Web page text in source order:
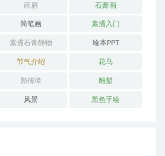
画眉 石膏画
简笔画 素描入门
素描石膏静物 绘本PPT
节气介绍 花鸟
郭传璋 雕塑
风景 黑色手绘